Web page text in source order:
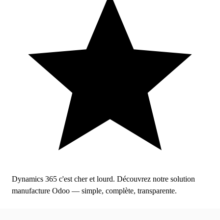
Dynamics 365 c'est cher et lourd. Découvrez notre solution
manufacture Odoo — simple, complète, transparente.